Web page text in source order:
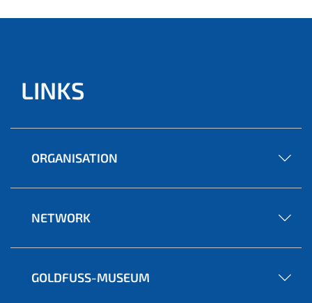
LINKS
ORGANISATION
NETWORK
GOLDFUSS-MUSEUM